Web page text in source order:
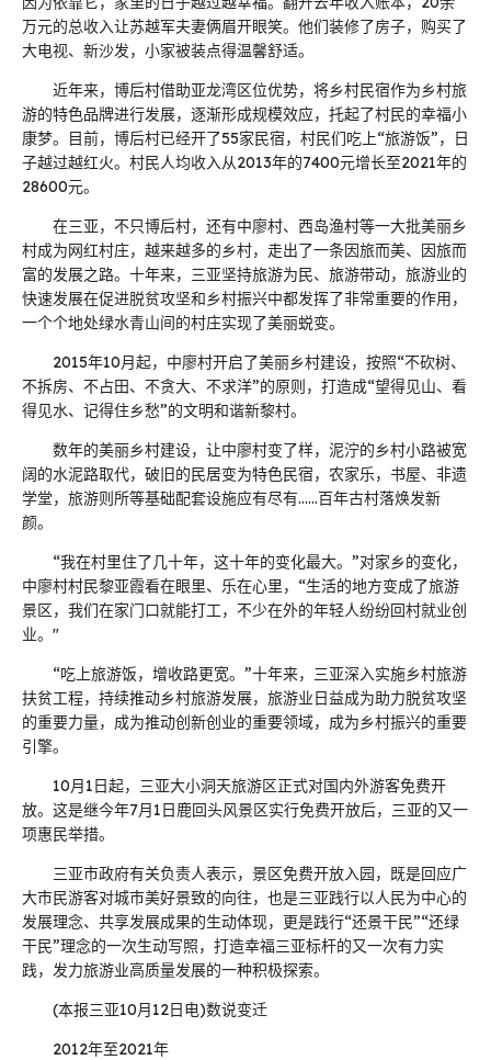
万元的总收入让苏越军夫妻俩眉开眼笑。他们装修了房子，购买了
大电视、新沙发，小家被装点得温馨舒适。
近年来，博后村借助亚龙湾区位优势，将乡村民宿作为乡村旅
游的特色品牌进行发展，逐渐形成规模效应，托起了村民的幸福小
康梦。目前，博后村已经开了55家民宿，村民们吃上“旅游饭”，日
子越过越红火。村民人均收入从2013年的7400元增长至2021年的
28600元。
在三亚，不只博后村，还有中廖村、西岛渔村等一大批美丽乡
村成为网红村庄，越来越多的乡村，走出了一条因旅而美、因旅而
富的发展之路。十年来，三亚坚持旅游为民、旅游带动，旅游业的
快速发展在促进脱贫攻坚和乡村振兴中都发挥了非常重要的作用，
一个个地处绿水青山间的村庄实现了美丽蜕变。
2015年10月起，中廖村开启了美丽乡村建设，按照“不砍树、
不拆房、不占田、不贪大、不求洋”的原则，打造成“望得见山、看
得见水、记得住乡愁”的文明和谐新黎村。
数年的美丽乡村建设，让中廖村变了样，泥泞的乡村小路被宽
阔的水泥路取代，破旧的民居变为特色民宿，农家乐，书屋、非遗
学堂，旅游则所等基础配套设施应有尽有……百年古村落焕发新
颜。
“我在村里住了几十年，这十年的变化最大。”对家乡的变化，
中廖村村民黎亚霞看在眼里、乐在心里，“生活的地方变成了旅游
景区，我们在家门口就能打工，不少在外的年轻人纷纷回村就业创
业。"
“吃上旅游饭，增收路更宽。”十年来，三亚深入实施乡村旅游
扶贫工程，持续推动乡村旅游发展，旅游业日益成为助力脱贫攻坚
的重要力量，成为推动创新创业的重要领域，成为乡村振兴的重要
引擎。
10月1日起，三亚大小洞天旅游区正式对国内外游客免费开
放。这是继今年7月1日鹿回头风景区实行免费开放后，三亚的又一
项惠民举措。
三亚市政府有关负责人表示，景区免费开放入园，既是回应广
大市民游客对城市美好景致的向往，也是三亚践行以人民为中心的
发展理念、共享发展成果的生动体现，更是践行“还景干民”“还绿
干民”理念的一次生动写照，打造幸福三亚标杆的又一次有力实
践，发力旅游业高质量发展的一种积极探索。
(本报三亚10月12日电)数说变迁
2012年至2021年